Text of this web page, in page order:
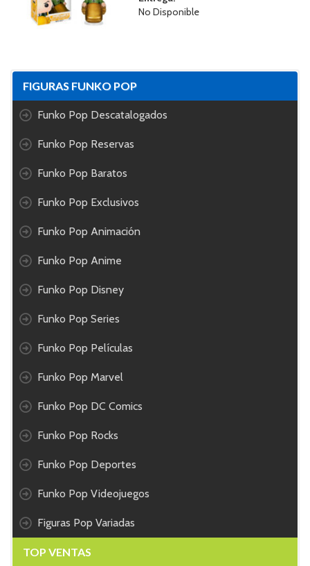
No Disponible
FIGURAS FUNKO POP
Funko Pop Descatalogados
Funko Pop Reservas
Funko Pop Baratos
Funko Pop Exclusivos
Funko Pop Animación
Funko Pop Anime
Funko Pop Disney
Funko Pop Series
Funko Pop Películas
Funko Pop Marvel
Funko Pop DC Comics
Funko Pop Rocks
Funko Pop Deportes
Funko Pop Videojuegos
Figuras Pop Variadas
TOP VENTAS